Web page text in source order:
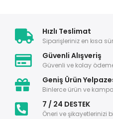
Hızlı Teslimat
Siparişleriniz en kısa
Güvenli Alışveriş
Güvenli ve kolay
Geniş Ürün
Binlerce ürün ve
7 / 24 DESTEK
Öneri ve şikayetlerinizi